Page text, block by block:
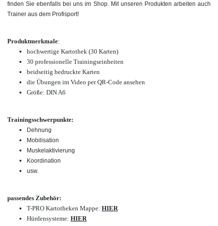
finden Sie ebenfalls bei uns im Shop. Mit unseren Produkten arbeiten auch
Trainer aus dem Profisport!
Produktmerkmale:
hochwertige Kartothek (30 Karten)
30 professionelle Trainingseinheiten
beidseitig bedruckte Karten
die Übungen im Video per QR-Code ansehen
Größe: DIN A6
Trainingsschwerpunkte:
Dehnung
Mobilisation
Muskelaktivierung
Koordination
usw.
passendes Zubehör:
T-PRO Kartotheken Mappe: HIER
Hürdensysteme: HIER